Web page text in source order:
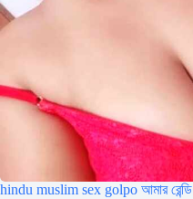
hindu muslim sex golpo আমার রেন্ডি